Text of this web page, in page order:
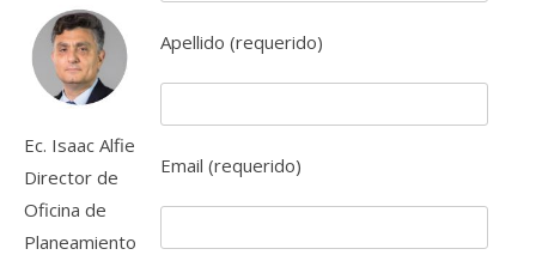
Ec. Isaac Alfie
Director de
Oficina de
Planeamiento
Apellido (requerido)
Email (requerido)